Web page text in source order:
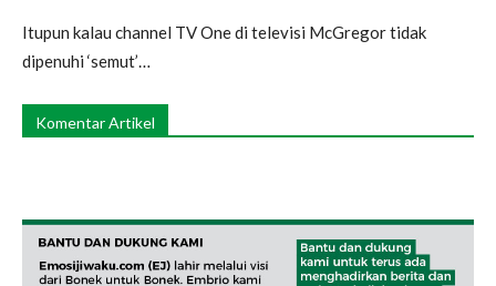
Itupun kalau channel TV One di televisi McGregor tidak
dipenuhi ‘semut’…
Komentar Artikel